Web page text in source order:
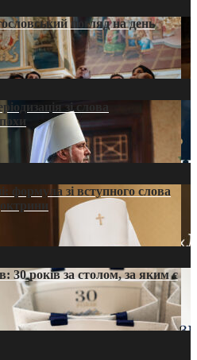
погляд на день
зі слова
формула зі вступного слова
30 років за столом, за яким є